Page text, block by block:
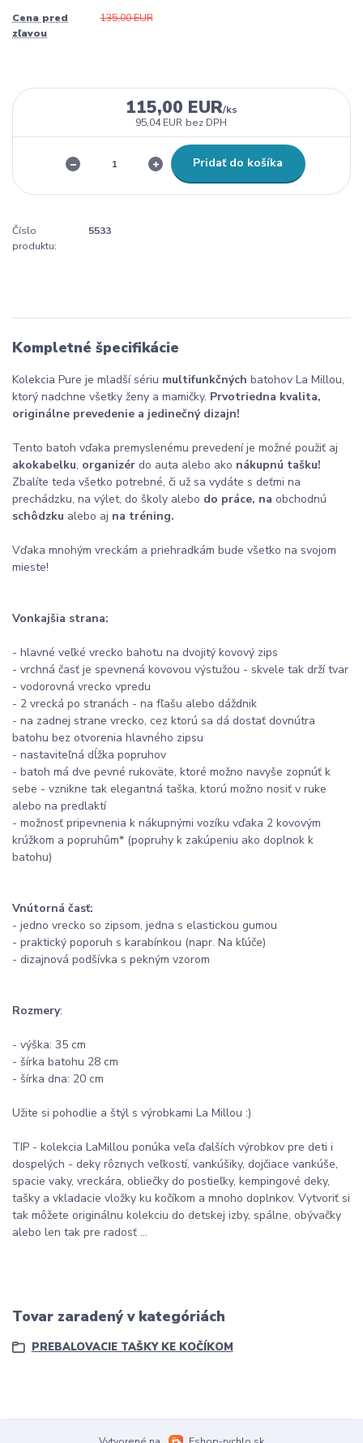
Cena pred
zľavou
135,00 EUR
115,00 EUR/ks
95,04 EUR bez DPH
Pridať do košíka
Číslo
produktu:
5533
Kompletné špecifikácie
Kolekcia Pure je mladší sériu multifunkčných batohov La Millou,
ktorý nadchne všetky ženy a mamičky. Prvotriedna kvalita,
originálne prevedenie a jedinečný dizajn!
Tento batoh vďaka premyslenému prevedení je možné použiť aj
akokabelku, organizér do auta alebo ako nákupnú tašku!
Zbalíte teda všetko potrebné, či už sa vydáte s deťmi na
prechádzku, na výlet, do školy alebo do práce, na obchodnú
schôdzku alebo aj na tréning.
Vďaka mnohým vreckám a priehradkám bude všetko na svojom
mieste!
Vonkajšia strana:
- hlavné veľké vrecko bahotu na dvojitý kovový zips
- vrchná časť je spevnená kovovou výstužou - skvele tak drží tvar
- vodorovná vrecko vpredu
- 2 vrecká po stranách - na fľašu alebo dáždnik
- na zadnej strane vrecko, cez ktorú sa dá dostať dovnútra
batohu bez otvorenia hlavného zipsu
- nastaviteľná dĺžka popruhov
- batoh má dve pevné rukoväte, ktoré možno navyše zopnúť k
sebe - vznikne tak elegantná taška, ktorú možno nosiť v ruke
alebo na predlaktí
- možnosť pripevnenia k nákupnými vozíku vďaka 2 kovovým
krúžkom a popruhům* (popruhy k zakúpeniu ako doplnok k
batohu)
Vnútorná časť:
- jedno vrecko so zipsom, jedna s elastickou gumou
- praktický poporuh s karabínkou (napr. Na kľúče)
- dizajnová podšívka s pekným vzorom
Rozmery:
- výška: 35 cm
- šírka batohu 28 cm
- šírka dna: 20 cm
Užite si pohodlie a štýl s výrobkami La Millou :)
TIP - kolekcia LaMillou ponúka veľa ďalších výrobkov pre deti i
dospelých - deky rôznych veľkostí, vankúšiky, dojčiace vankúše,
spacie vaky, vreckára, obliečky do postieľky, kempingové deky,
tašky a vkladacie vložky ku kočíkom a mnoho doplnkov. Vytvoriť si
tak môžete originálnu kolekciu do detskej izby, spálne, obývačky
alebo len tak pre radosť ...
Tovar zaradený v kategóriách
PREBALOVACIE TAŠKY KE KOČÍKOM